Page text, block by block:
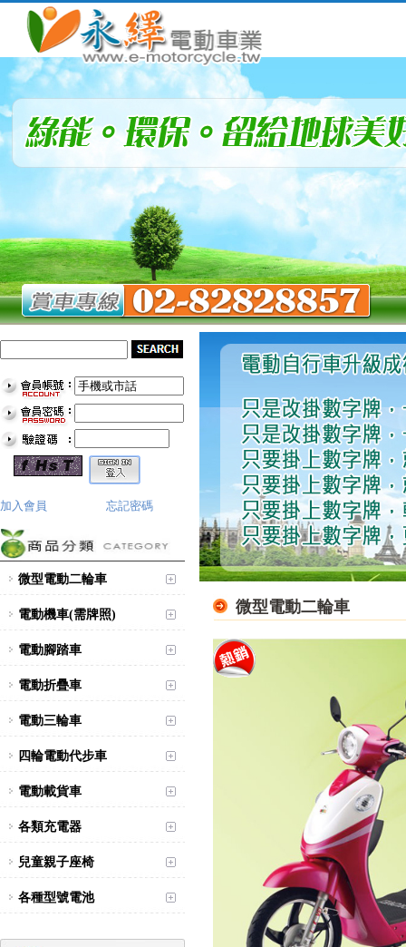
加入會員 忘記密碼
微型電動二輪車
電動機車(需牌照)
電動腳踏車
電動折疊車
電動三輪車
四輪電動代步車
電動載貨車
各類充電器
兒童親子座椅
各種型號電池
微型電動二輪車